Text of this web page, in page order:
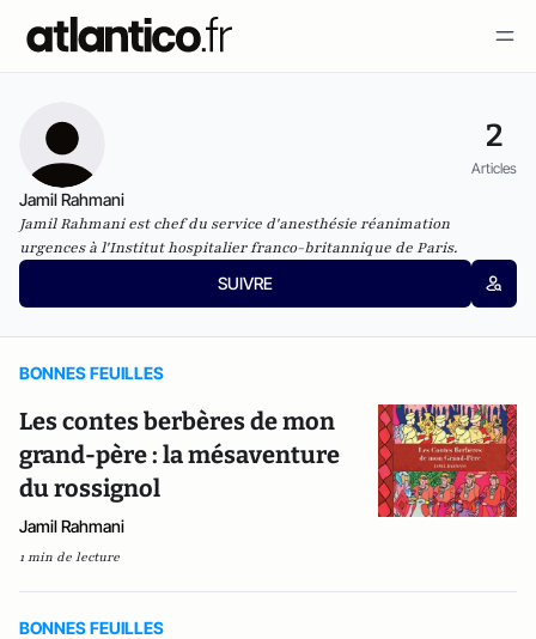
2
Articles
Jamil Rahmani
Jamil Rahmani est chef du service d'anesthésie réanimation
urgences à l'Institut hospitalier franco-britannique de Paris.
SUIVRE
BONNES FEUILLES
Les contes berbères de mon
grand-père : la mésaventure
du rossignol
Jamil Rahmani
1 min de lecture
BONNES FEUILLES